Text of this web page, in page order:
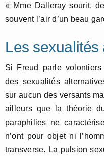
« Mme Dalleray sourit,
souvent l’air d’un beau
Les sexualités
Si Freud parle
des sexualités
sur aucun des versants
ailleurs que la théorie
paraphilies ne
n’ont pour objet ni
transverse. La pulsion